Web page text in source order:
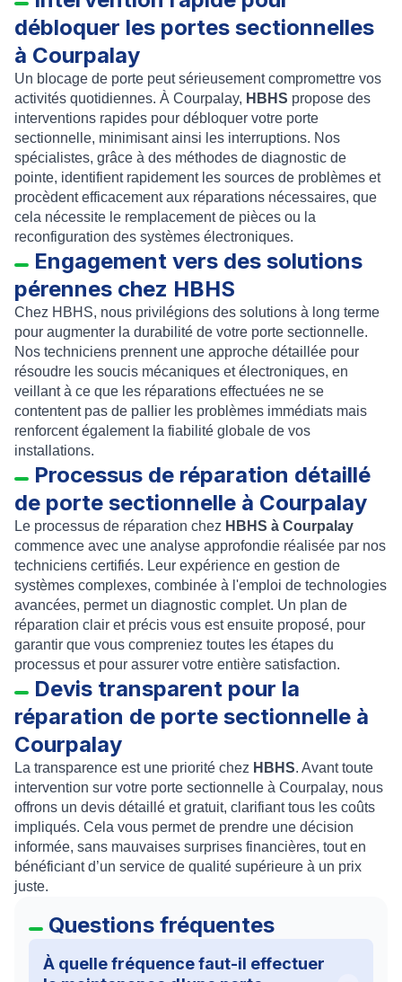
débloquer les portes sectionnelles
à Courpalay
Un blocage de porte peut sérieusement compromettre vos
activités quotidiennes. À Courpalay, HBHS propose des
interventions rapides pour débloquer votre porte
sectionnelle, minimisant ainsi les interruptions. Nos
spécialistes, grâce à des méthodes de diagnostic de
pointe, identifient rapidement les sources de problèmes et
procèdent efficacement aux réparations nécessaires, que
cela nécessite le remplacement de pièces ou la
reconfiguration des systèmes électroniques.
Engagement vers des solutions
pérennes chez HBHS
Chez HBHS, nous privilégions des solutions à long terme
pour augmenter la durabilité de votre porte sectionnelle.
Nos techniciens prennent une approche détaillée pour
résoudre les soucis mécaniques et électroniques, en
veillant à ce que les réparations effectuées ne se
contentent pas de pallier les problèmes immédiats mais
renforcent également la fiabilité globale de vos
installations.
Processus de réparation détaillé
de porte sectionnelle à Courpalay
Le processus de réparation chez HBHS à Courpalay
commence avec une analyse approfondie réalisée par nos
techniciens certifiés. Leur expérience en gestion de
systèmes complexes, combinée à l'emploi de technologies
avancées, permet un diagnostic complet. Un plan de
réparation clair et précis vous est ensuite proposé, pour
garantir que vous compreniez toutes les étapes du
processus et pour assurer votre entière satisfaction.
Devis transparent pour la
réparation de porte sectionnelle à
Courpalay
La transparence est une priorité chez HBHS. Avant toute
intervention sur votre porte sectionnelle à Courpalay, nous
offrons un devis détaillé et gratuit, clarifiant tous les coûts
impliqués. Cela vous permet de prendre une décision
informée, sans mauvaises surprises financières, tout en
bénéficiant d’un service de qualité supérieure à un prix
juste.
Questions fréquentes
À quelle fréquence faut-il effectuer